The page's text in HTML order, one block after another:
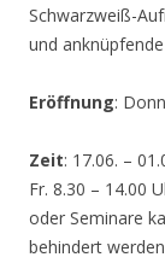
Schwarzweiß-
und
Eröffnung:
Zeit: 17.06. –
Fr. 8.30 – 14.00
oder Seminare
behindert